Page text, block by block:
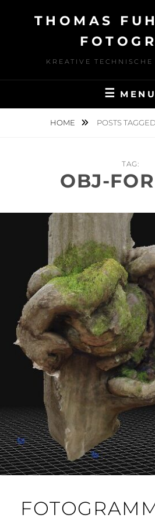
THOMAS
KREATIVE TECHNISCHE
MENU
HOME POSTS TAGGED
TAG:
OBJ-